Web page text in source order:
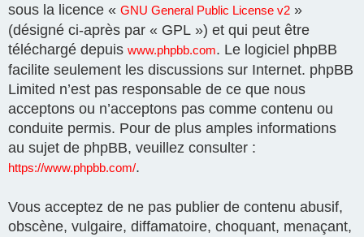
sous la licence « GNU General Public License v2 »
(désigné ci-après par « GPL ») et qui peut être
téléchargé depuis www.phpbb.com. Le logiciel phpBB
facilite seulement les discussions sur Internet. phpBB
Limited n’est pas responsable de ce que nous
acceptons ou n’acceptons pas comme contenu ou
conduite permis. Pour de plus amples informations
au sujet de phpBB, veuillez consulter :
https://www.phpbb.com/.
Vous acceptez de ne pas publier de contenu abusif,
obscène, vulgaire, diffamatoire, choquant, menaçant,